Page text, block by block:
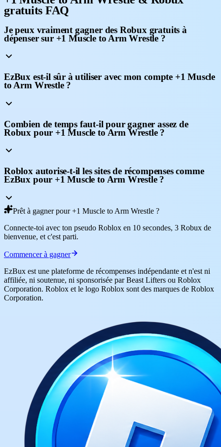
gratuits FAQ
Je peux vraiment gagner des Robux gratuits à
dépenser sur +1 Muscle to Arm Wrestle ?
EzBux est-il sûr à utiliser avec mon compte +1 Muscle
to Arm Wrestle ?
Combien de temps faut-il pour gagner assez de
Robux pour +1 Muscle to Arm Wrestle ?
Roblox autorise-t-il les sites de récompenses comme
EzBux pour +1 Muscle to Arm Wrestle ?
Prêt à gagner pour +1 Muscle to Arm Wrestle ?
Connecte-toi avec ton pseudo Roblox en 10 secondes, 3 Robux de
bienvenue, et c'est parti.
Commencer à gagner
EzBux est une plateforme de récompenses indépendante et n'est ni
affiliée, ni soutenue, ni sponsorisée par Beast Lifters ou Roblox
Corporation. Roblox et le logo Roblox sont des marques de Roblox
Corporation.